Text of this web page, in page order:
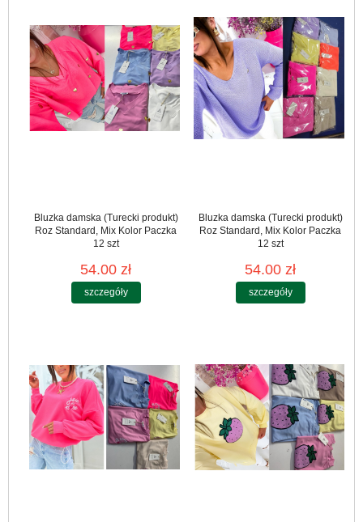
Bluzka damska (Turecki produkt)
Roz Standard, Mix Kolor Paczka
12 szt
54.00 zł
szczegóły
Bluzka damska (Turecki produkt)
Roz Standard, Mix Kolor Paczka
12 szt
54.00 zł
szczegóły